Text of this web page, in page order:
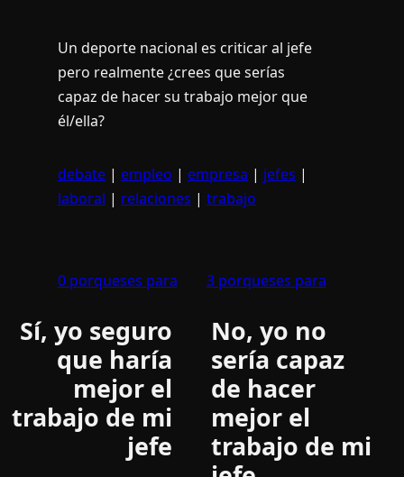
Un deporte nacional es criticar al jefe
pero realmente ¿crees que serí­as
capaz de hacer su trabajo mejor que
él/ella?
debate | empleo | empresa | jefes |
laboral | relaciones | trabajo
0 porqueses para
Sí, yo seguro
que haría
mejor el
trabajo de mi
jefe
3 porqueses para
No, yo no
sería capaz
de hacer
mejor el
trabajo de mi